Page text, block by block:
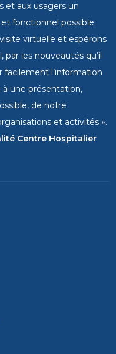
et aux usagers un
fonctionnel possible.
virtuelle et espérons
les nouveautés qu’il
l’information
une présentation,
de notre
et activités ».
Centre Hospitalier